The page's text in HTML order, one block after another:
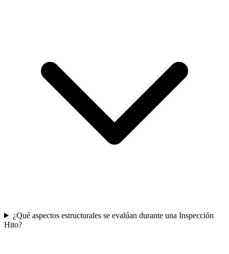
¿Qué aspectos estructurales se evalúan durante una Inspección
Hito?